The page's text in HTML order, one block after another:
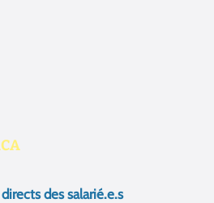
des salarié.e.s